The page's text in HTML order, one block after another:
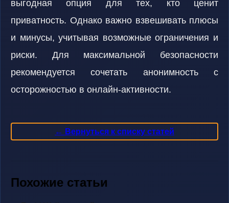
выгодная опция для тех, кто ценит
приватность. Однако важно взвешивать плюсы
и минусы, учитывая возможные ограничения и
риски. Для максимальной безопасности
рекомендуется сочетать анонимность с
осторожностью в онлайн-активности.
← Вернуться к списку статей
Похожие статьи